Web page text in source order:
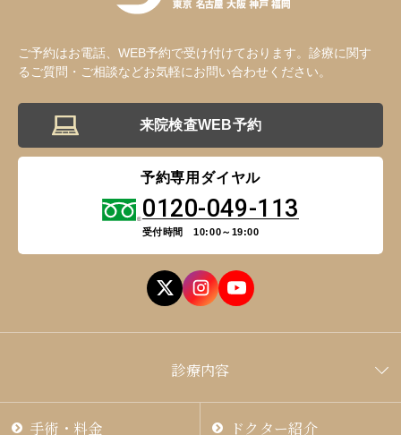
ご予約はお電話、WEB予約で受け付けております。診療に関す
るご質問・ご相談などお気軽にお問い合わせください。
来院検査WEB予約
予約専用ダイヤル
0120-049-113
受付時間 10:00～19:00
手術・料金 ドクター紹介
診療内容